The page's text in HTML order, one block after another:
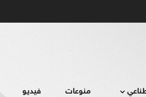
منوعات فيديو